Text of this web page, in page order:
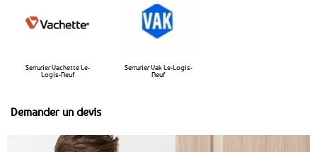
Serrurier Vachette Le-
Logis-Neuf
Serrurier Vak Le-Logis-
Neuf
Demander un devis